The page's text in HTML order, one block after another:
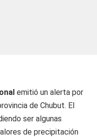
emitió un alerta por
de Chubut. El
ser algunas
de precipitación